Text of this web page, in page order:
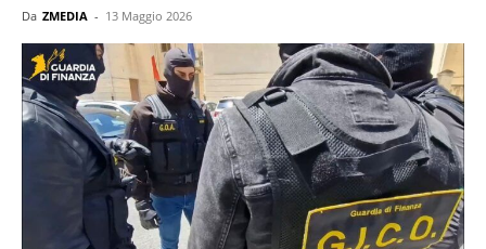
Da ZMEDIA - 13 Maggio 2026